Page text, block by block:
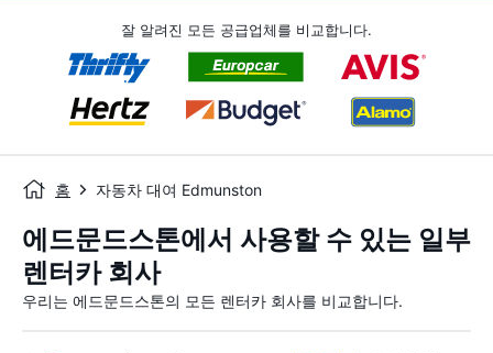
잘 알려진 모든 공급업체를 비교합니다.
홈 자동차 대여 Edmunston
에드문드스톤에서 사용할 수 있는 일부
렌터카 회사
우리는 에드문드스톤의 모든 렌터카 회사를 비교합니다.